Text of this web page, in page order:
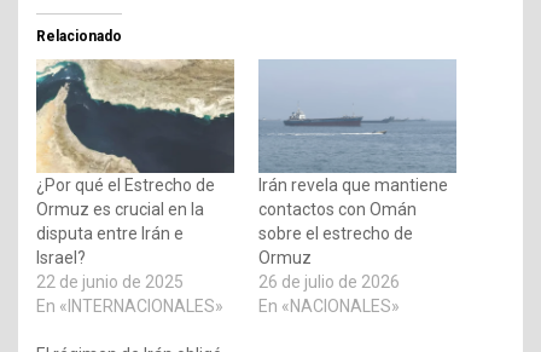
Relacionado
¿Por qué el Estrecho de
Ormuz es crucial en la
disputa entre Irán e
Israel?
22 de junio de 2025
En «INTERNACIONALES»
Irán revela que mantiene
contactos con Omán
sobre el estrecho de
Ormuz
26 de julio de 2026
En «NACIONALES»